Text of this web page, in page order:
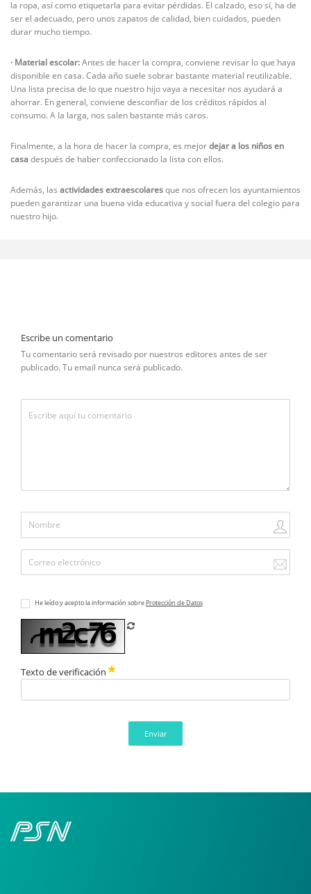
la ropa, así como etiquetarla para evitar pérdidas. El calzado, eso sí, ha de
ser el adecuado, pero unos zapatos de calidad, bien cuidados, pueden
durar mucho tiempo.
· Material escolar:Antes de hacer la compra, conviene revisar lo que haya
disponible en casa. Cada año suele sobrar bastante material reutilizable.
Una lista precisa de lo que nuestro hijo vaya a necesitar nos ayudará a
ahorrar. En general, conviene desconfiar de los créditos rápidos al
consumo. A la larga, nos salen bastante más caros.
Finalmente, a la hora de hacer la compra, es mejordejar a los niños en
casadespués de haber confeccionado la lista con ellos.
Además, las actividades extraescolaresque nos ofrecen los ayuntamientos
pueden garantizar una buena vida educativa y social fuera del colegio para
nuestro hijo.
Escribe un comentario
Tu comentario será revisado por nuestros editores antes de ser
publicado. Tu email nunca será publicado.
He leído y acepto la información sobre Protección de Datos
Texto de verificación
Enviar